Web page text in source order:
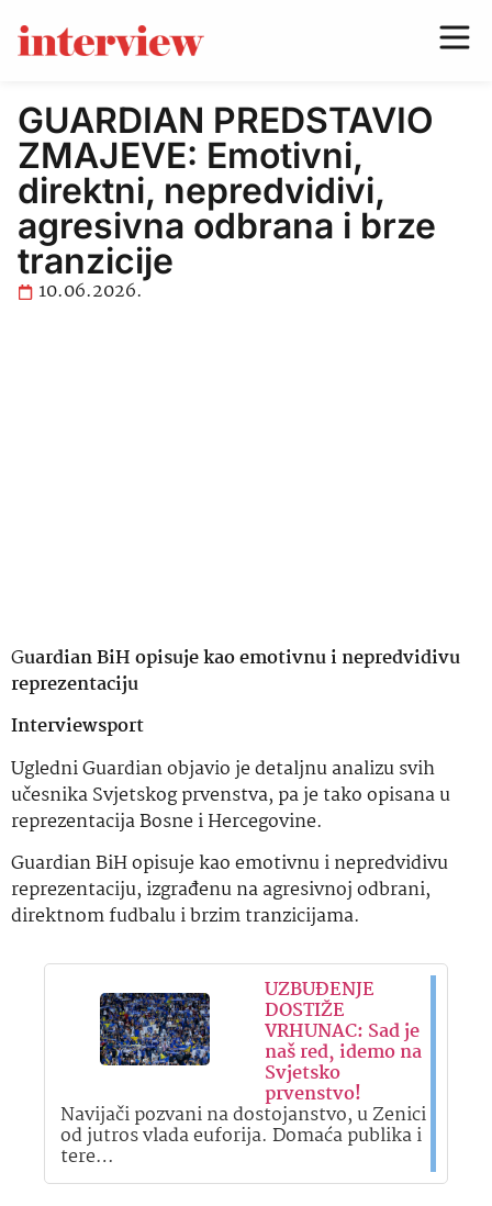
GUARDIAN PREDSTAVIO
ZMAJEVE: Emotivni,
direktni, nepredvidivi,
agresivna odbrana i brze
tranzicije
10.06.2026.
Guardian BiH opisuje kao emotivnu i nepredvidivu
reprezentaciju
Interviewsport
Ugledni Guardian objavio je detaljnu analizu svih
učesnika Svjetskog prvenstva, pa je tako opisana u
reprezentacija Bosne i Hercegovine.
Guardian BiH opisuje kao emotivnu i nepredvidivu
reprezentaciju, izgrađenu na agresivnoj odbrani,
direktnom fudbalu i brzim tranzicijama.
UZBUĐENJE
DOSTIŽE
VRHUNAC: Sad je
naš red, idemo na
Svjetsko
prvenstvo!
Navijači pozvani na dostojanstvo, u Zenici
od jutros vlada euforija. Domaća publika i
tere…